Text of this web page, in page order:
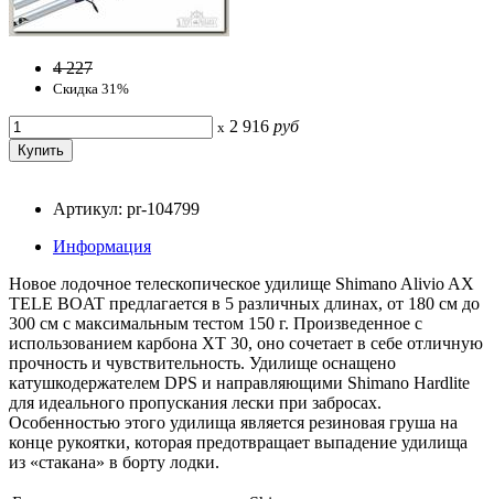
4 227
Скидка 31%
x 2 916 руб
Артикул: pr-104799
Информация
Новое лодочное телескопическое удилище Shimano Alivio AX
TELE BOAT предлагается в 5 различных длинах, от 180 см до
300 см с максимальным тестом 150 г. Произведенное с
использованием карбона XT 30, оно сочетает в себе отличную
прочность и чувствительность. Удилище оснащено
катушкодержателем DPS и направляющими Shimano Hardlite
для идеального пропускания лески при забросах.
Особенностью этого удилища является резиновая груша на
конце рукоятки, которая предотвращает выпадение удилища
из «стакана» в борту лодки.